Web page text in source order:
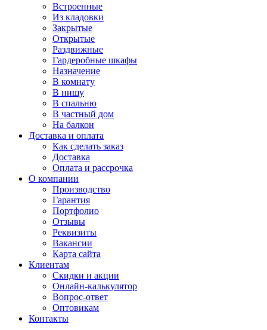
Встроенные
Из кладовки
Закрытые
Открытые
Раздвижные
Гардеробные шкафы
Назначение
В комнату
В нишу
В спальню
В частный дом
На балкон
Доставка и оплата
Как сделать заказ
Доставка
Оплата и рассрочка
О компании
Производство
Гарантия
Портфолио
Отзывы
Реквизиты
Вакансии
Карта сайта
Клиентам
Скидки и акции
Онлайн-калькулятор
Вопрос-ответ
Оптовикам
Контакты